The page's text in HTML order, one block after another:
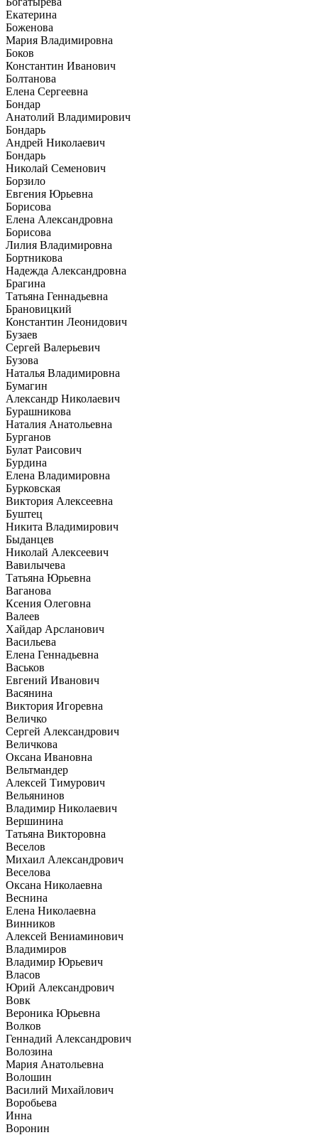
Екатерина
Боженова
Мария Владимировна
Боков
Константин Иванович
Болтанова
Елена Сергеевна
Бондар
Анатолий Владимирович
Бондарь
Андрей Николаевич
Бондарь
Николай Семенович
Борзило
Евгения Юрьевна
Борисова
Елена Александровна
Борисова
Лилия Владимировна
Бортникова
Надежда Александровна
Брагина
Татьяна Геннадьевна
Брановицкий
Константин Леонидович
Бузаев
Сергей Валерьевич
Бузова
Наталья Владимировна
Бумагин
Александр Николаевич
Бурашникова
Наталия Анатольевна
Бурганов
Булат Раисович
Бурдина
Елена Владимировна
Бурковская
Виктория Алексеевна
Буштец
Никита Владимирович
Быданцев
Николай Алексеевич
Вавилычева
Татьяна Юрьевна
Ваганова
Ксения Олеговна
Валеев
Хайдар Арсланович
Васильева
Елена Геннадьевна
Васьков
Евгений Иванович
Васянина
Виктория Игоревна
Величко
Сергей Александрович
Величкова
Оксана Ивановна
Вельтмандер
Алексей Тимурович
Вельянинов
Владимир Николаевич
Вершинина
Татьяна Викторовна
Веселов
Михаил Александрович
Веселова
Оксана Николаевна
Веснина
Елена Николаевна
Винников
Алексей Вениаминович
Владимиров
Владимир Юрьевич
Власов
Юрий Александрович
Вовк
Вероника Юрьевна
Волков
Геннадий Александрович
Волозина
Мария Анатольевна
Волошин
Василий Михайлович
Воробьева
Инна
Воронин